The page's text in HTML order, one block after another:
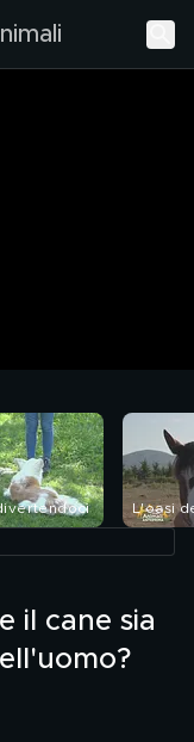
L'oasi
il cane sia